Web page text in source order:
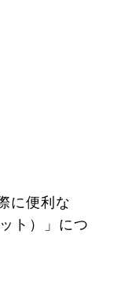
に便利な
ト）」につ